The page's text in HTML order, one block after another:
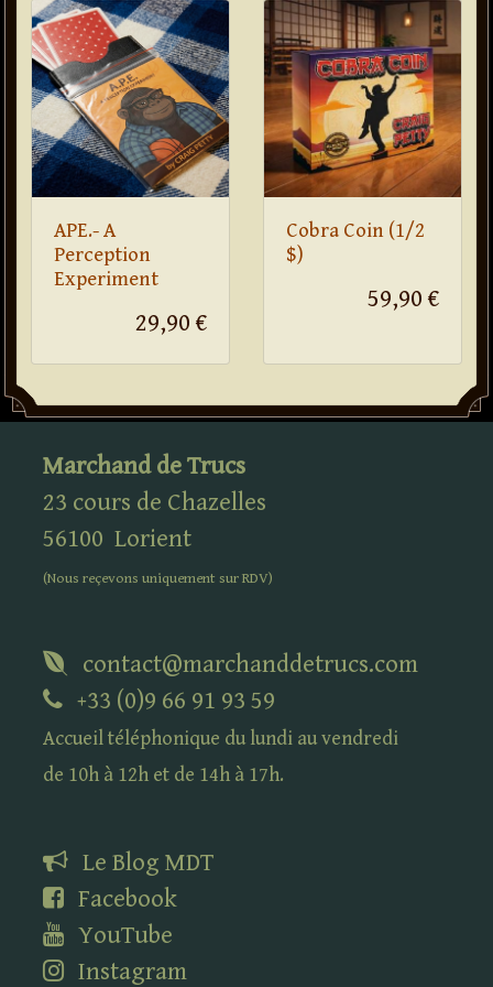
APE.- A
Perception
Experiment
29,90 €
Cobra Coin (1/2
$)
59,90 €
Marchand de Trucs
23 cours de Chazelles
56100 Lorient
(Nous reçevons uniquement surRDV)
contact@marchanddetrucs.com
+33 (0)9 66 91 93 59
Accueil téléphonique du lundi au vendredi
de 10h à 12h et de 14h à 17h.
Le Blog MDT
Facebook
YouTube
Instagram